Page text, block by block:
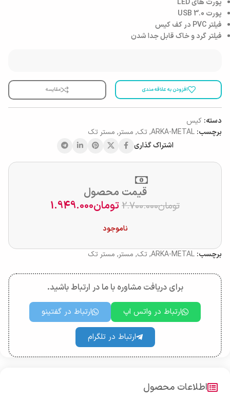
پورت های LED
پورت USB 3.0
فیلتر PVC در کف کیس
فیلتر گرد و خاک قابل جدا شدن
افزودن به علاقه مندی مقایسه
دسته: کیس
برچسب: ARKA-METAL
,تک, مستر, مستر تک
اشتراک گذاری
قیمت محصول
تومان2.700.000تومان1.949.000
ناموجود
برچسب: ARKA-METAL
,تک, مستر, مستر تک
برای دریافت مشاوره با ما در ارتباط باشید.
ارتباط در واتس اپ ارتباط در گفتینو
ارتباط در تلگرام
اطلاعات محصول